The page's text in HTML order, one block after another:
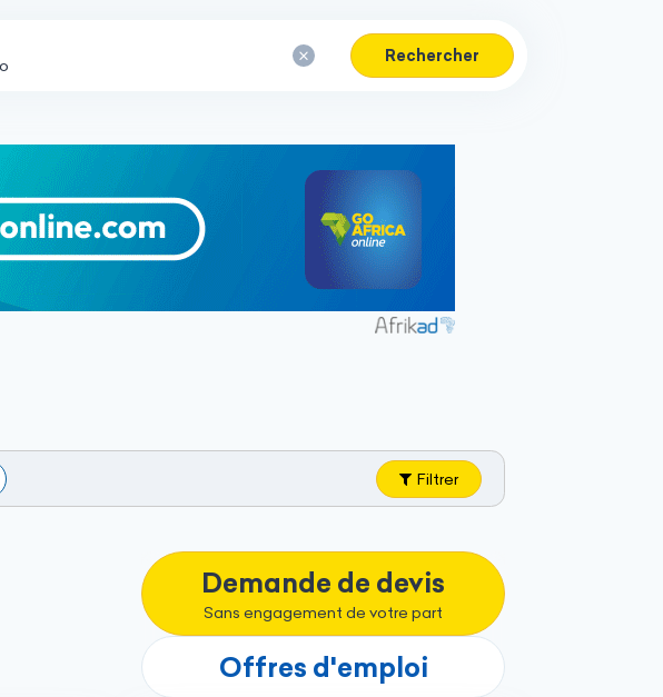
Rechercher
Filtrer
Demande de devis
Sans engagement de votre part
Offres d'emploi